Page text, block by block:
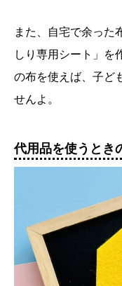
また、自宅で余った
しり専用シート」を
の布を使えば、子ど
せんよ。
代用品を使うとき